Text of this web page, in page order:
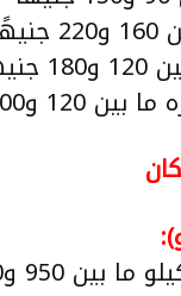
جنيهًا
و1200 جنيه